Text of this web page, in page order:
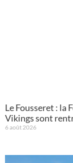
Le Fousseret : la
Vikings sont
6 août 2026